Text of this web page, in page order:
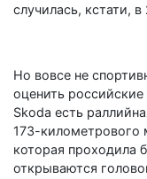
случилась, кстати, в
Но вовсе не
оценить
Skoda есть
173-километрового
которая проходила
открываются